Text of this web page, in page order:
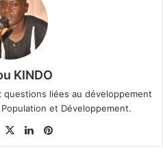
KINDO
liées au développement
et Développement.
Fa
ce
X
Lin
ke ter